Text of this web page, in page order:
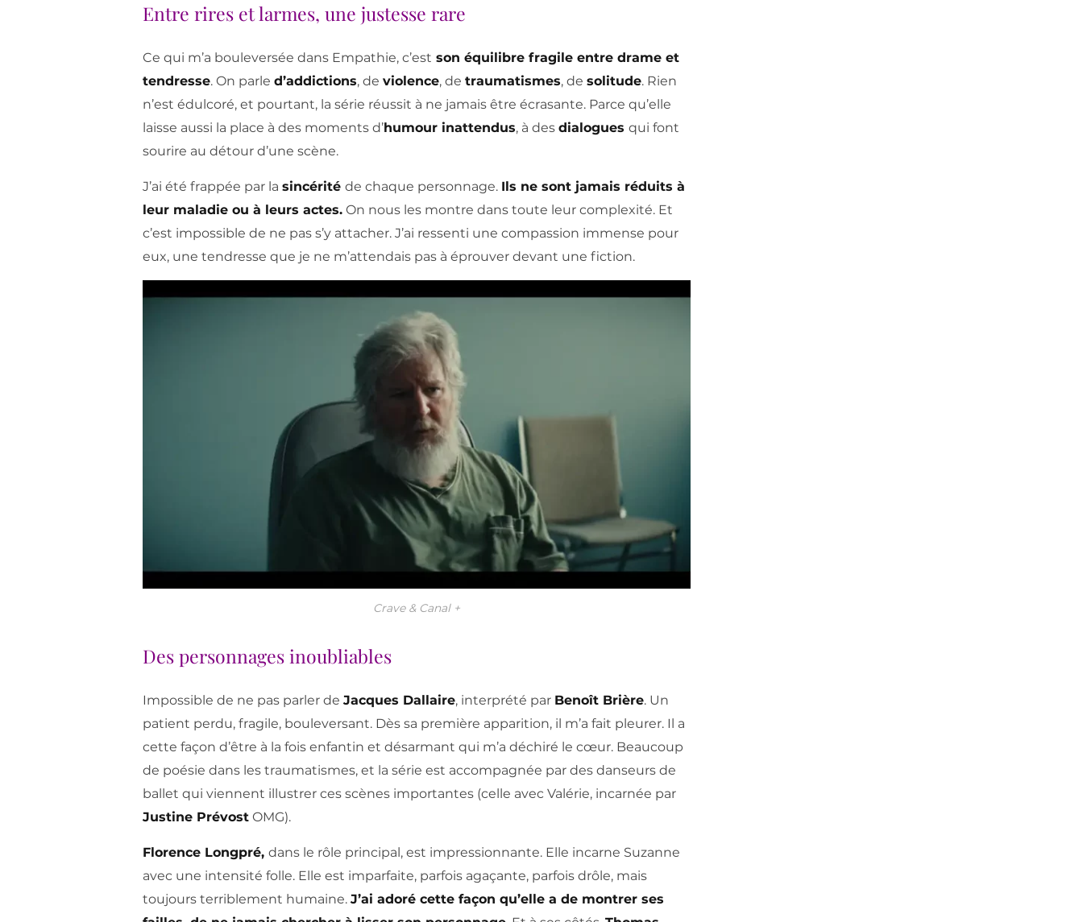
Entre rires et larmes, une justesse rare
Ce qui m’a bouleversée dans Empathie, c’est son équilibre fragile entre drame et
tendresse. On parle d’addictions, de violence, de traumatismes, de solitude. Rien
n’est édulcoré, et pourtant, la série réussit à ne jamais être écrasante. Parce qu’elle
laisse aussi la place à des moments d’humour inattendus, à des dialogues qui font
sourire au détour d’une scène.
J’ai été frappée par la sincérité de chaque personnage. Ils ne sont jamais réduits à
leur maladie ou à leurs actes. On nous les montre dans toute leur complexité. Et
c’est impossible de ne pas s’y attacher. J’ai ressenti une compassion immense pour
eux, une tendresse que je ne m’attendais pas à éprouver devant une fiction.
Crave & Canal +
Des personnages inoubliables
Impossible de ne pas parler de Jacques Dallaire, interprété par Benoît Brière. Un
patient perdu, fragile, bouleversant. Dès sa première apparition, il m’a fait pleurer. Il a
cette façon d’être à la fois enfantin et désarmant qui m’a déchiré le cœur. Beaucoup
de poésie dans les traumatismes, et la série est accompagnée par des danseurs de
ballet qui viennent illustrer ces scènes importantes (celle avec Valérie, incarnée par
Justine Prévost OMG).
Florence Longpré, dans le rôle principal, est impressionnante. Elle incarne Suzanne
avec une intensité folle. Elle est imparfaite, parfois agaçante, parfois drôle, mais
toujours terriblement humaine. J’ai adoré cette façon qu’elle a de montrer ses